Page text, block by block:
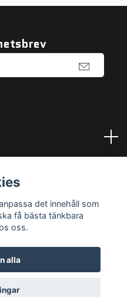
Powered by Quickbutik
det innehåll som
få bästa tänkbara
oss.
alla